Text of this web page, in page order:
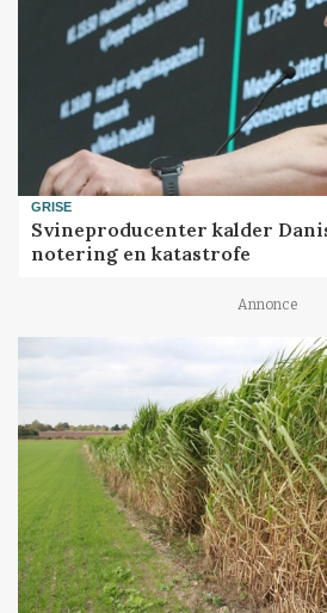
GRISE
Svineproducenter kalder
notering en katastrofe
Annonce